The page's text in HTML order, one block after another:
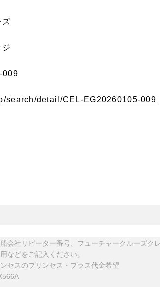
ズ
ジ
009
search/detail/CEL-EG20260105-009